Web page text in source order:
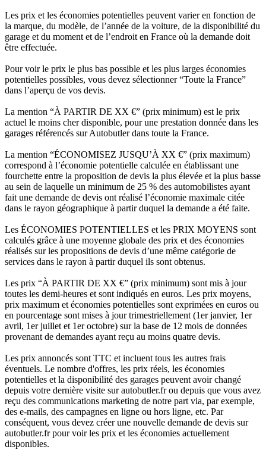
Les prix et les économies potentielles peuvent varier en fonction de
la marque, du modèle, de l’année de la voiture, de la disponibilité du
garage et du moment et de l’endroit en France où la demande doit
être effectuée.
Pour voir le prix le plus bas possible et les plus larges économies
potentielles possibles, vous devez sélectionner “Toute la France”
dans l’aperçu de vos devis.
La mention “À PARTIR DE XX €” (prix minimum) est le prix
actuel le moins cher disponible, pour une prestation donnée dans les
garages référencés sur Autobutler dans toute la France.
La mention “ÉCONOMISEZ JUSQU’À XX €” (prix maximum)
correspond à l’économie potentielle calculée en établissant une
fourchette entre la proposition de devis la plus élevée et la plus basse
au sein de laquelle un minimum de 25 % des automobilistes ayant
fait une demande de devis ont réalisé l’économie maximale citée
dans le rayon géographique à partir duquel la demande a été faite.
Les ÉCONOMIES POTENTIELLES et les PRIX MOYENS sont
calculés grâce à une moyenne globale des prix et des économies
réalisés sur les propositions de devis d’une même catégorie de
services dans le rayon à partir duquel ils sont obtenus.
Les prix “À PARTIR DE XX €” (prix minimum) sont mis à jour
toutes les demi-heures et sont indiqués en euros. Les prix moyens,
prix maximum et économies potentielles sont exprimées en euros ou
en pourcentage sont mises à jour trimestriellement (1er janvier, 1er
avril, 1er juillet et 1er octobre) sur la base de 12 mois de données
provenant de demandes ayant reçu au moins quatre devis.
Les prix annoncés sont TTC et incluent tous les autres frais
éventuels. Le nombre d'offres, les prix réels, les économies
potentielles et la disponibilité des garages peuvent avoir changé
depuis votre dernière visite sur autobutler.fr ou depuis que vous avez
reçu des communications marketing de notre part via, par exemple,
des e-mails, des campagnes en ligne ou hors ligne, etc. Par
conséquent, vous devez créer une nouvelle demande de devis sur
autobutler.fr pour voir les prix et les économies actuellement
disponibles.